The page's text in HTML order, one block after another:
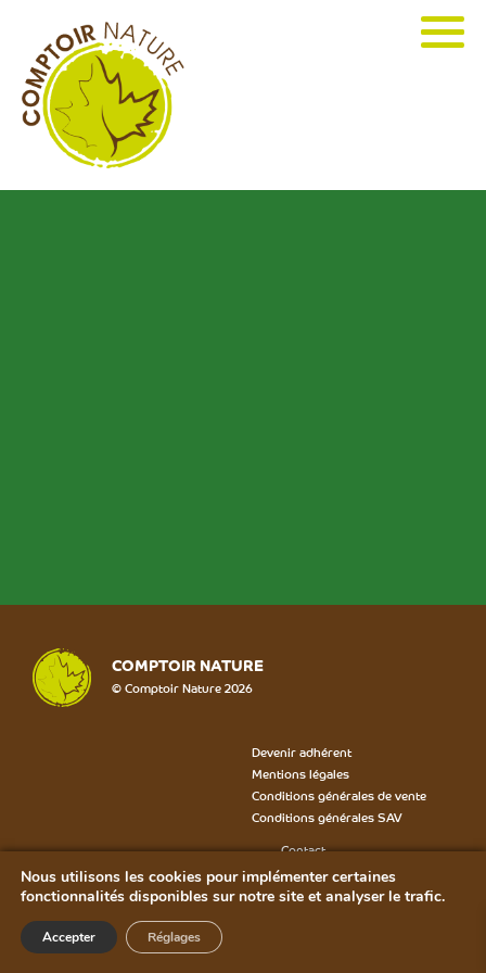
COMPTOIR NATURE
© Comptoir Nature 2026
Devenir adhérent
Mentions légales
Conditions générales de vente
Conditions générales SAV
Contact
Formulaire SAV
Bon de rétractation
Nous utilisons les cookies pour implémenter certaines
fonctionnalités disponibles sur notre site et analyser le trafic.
Accepter Réglages